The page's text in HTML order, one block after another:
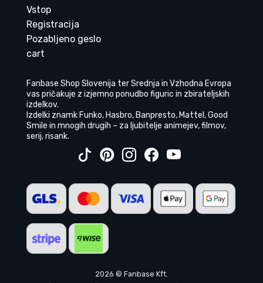
Vstop
Registracija
Pozabljeno geslo
cart
Fanbase Shop Slovenija ter Srednja in Vzhodna Evropa
vas pričakuje z izjemno ponudbo figuric in zbirateljskih
izdelkov.
Izdelki znamk Funko, Hasbro, Banpresto, Mattel, Good
Smile in mnogih drugih – za ljubitelje animejev, filmov,
serij, risank.
2026 © Fanbase Kft.